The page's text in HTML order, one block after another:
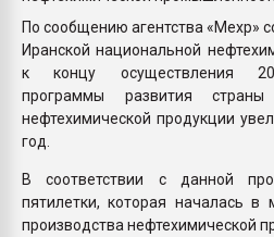
По сообщению агентства «Мехр»
Иранской национальной
к концу осуществления 20-
программы развития
нефтехимической продукции
год.
В соответствии с данной
пятилетки, которая началась
производства нефтехимической